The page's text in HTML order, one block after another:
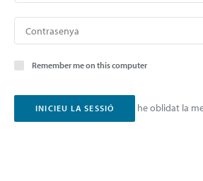
Remember me on this computer
he oblidat la